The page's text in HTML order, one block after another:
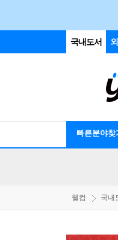
국내도서
빠른분야찾
웰컴 국내